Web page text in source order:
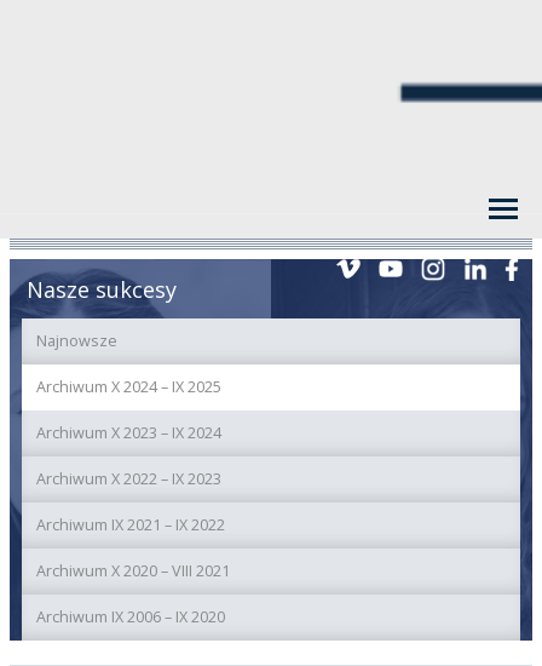
Nasze sukcesy
Najnowsze
Archiwum X 2024 – IX 2025
Archiwum X 2023 – IX 2024
Archiwum X 2022 – IX 2023
Archiwum IX 2021 – IX 2022
Archiwum X 2020 – VIII 2021
Archiwum IX 2006 – IX 2020